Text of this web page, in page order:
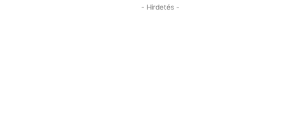
- Hirdetés -